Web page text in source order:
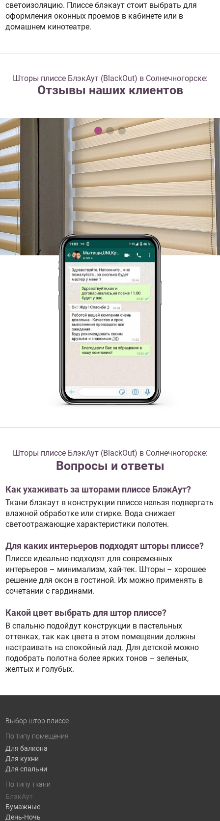
светоизоляцию. Плиссе блэкаут стоит выбрать для
оформления оконных проемов в кабинете или в
домашнем кинотеатре.
Шторы плиссе БлэкАут (BlackOut) в Солнечногорске:
Отзывы наших клиентов
Шторы плиссе БлэкАут (BlackOut) в Солнечногорске:
Вопросы и ответы
Как ухаживать за шторами плиссе БлэкАут?
Ткани блэкаут в конструкции плиссе нельзя подвергать
влажной обработке или стирке. Вода снижает
светоотражающие характеристики полотен.
Для каких интерьеров подходят шторы плиссе?
Плиссе идеально подходят для современных
интерьеров – минимализм, хай-тек. Шторы – хорошее
решение для окон в гостиной. Их можно применять в
сочетании с гардинами.
Какой цвет выбрать для штор плиссе?
В спальню подойдут конструкции в пастельных
оттенках, так как цвета в этом помещении должны
настраивать на спокойный лад. Для детской можно
подобрать полотна более ярких тонов – зеленых,
желтых и голубых.
Выбор штор плиссе
По типу помещения
Для балкона
Для кухни
Для спальни
По типу ткани
БлэкАут
Бумажные
День-Ночь